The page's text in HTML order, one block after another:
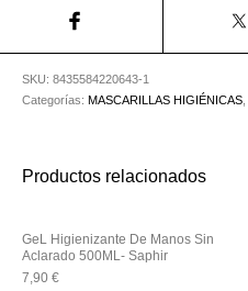
SKU:8435584220643-1
Categorías:MASCARILLAS HIGIÉNICAS
Productos relacionados
GeL Higienizante De Manos Sin
Aclarado 500ML- Saphir
7,90€